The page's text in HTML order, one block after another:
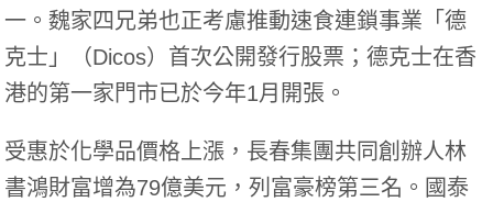
一。魏家四兄弟也正考慮推動速食連鎖事業「德
克士」（Dicos）首次公開發行股票；德克士在香
港的第一家門市已於今年1月開張。
受惠於化學品價格上漲，長春集團共同創辦人林
書鴻財富增為79億美元，列富豪榜第三名。國泰